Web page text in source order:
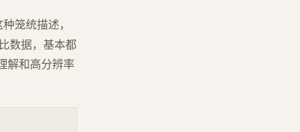
笼统描述，
数据，基本都
解和高分辨率